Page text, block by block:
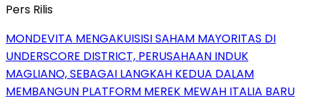
Pers Rilis
MONDEVITA MENGAKUISISI SAHAM MAYORITAS DI
UNDERSCORE DISTRICT, PERUSAHAAN INDUK
MAGLIANO, SEBAGAI LANGKAH KEDUA DALAM
MEMBANGUN PLATFORM MEREK MEWAH ITALIA BARU